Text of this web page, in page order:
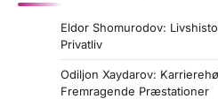
Eldor Shomurodov:
Privatliv
Odiljon Xaydarov:
Fremragende Præstationer